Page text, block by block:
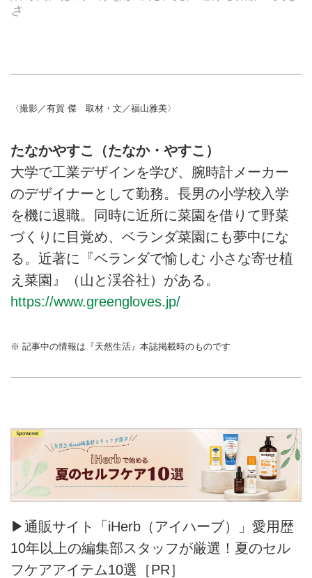
さ
〈撮影／有賀 傑 取材・文／福山雅美〉
たなかやすこ（たなか・やすこ）
大学で工業デザインを学び、腕時計メーカー
のデザイナーとして勤務。長男の小学校入学
を機に退職。同時に近所に菜園を借りて野菜
づくりに目覚め、ベランダ菜園にも夢中にな
る。近著に『ベランダで愉しむ 小さな寄せ植
え菜園』（山と渓谷社）がある。
https://www.greengloves.jp/
※ 記事中の情報は『天然生活』本誌掲載時のものです
▶通販サイト「iHerb（アイハーブ）」愛用歴
10年以上の編集部スタッフが厳選！夏のセル
フケアアイテム10選［PR］